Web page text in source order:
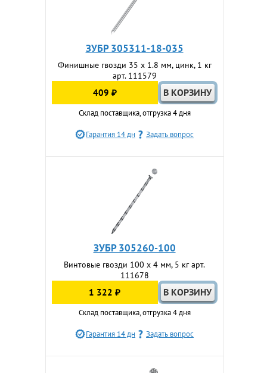
ЗУБР 305311-18-035
Финишные гвозди 35 x 1.8 мм, цинк, 1 кг
арт. 111579
409 ₽
Склад поставщика, отгрузка 4 дня
Гарантия 14 дн Задать вопрос
ЗУБР 305260-100
Винтовые гвозди 100 x 4 мм, 5 кг арт.
111678
1 322 ₽
Склад поставщика, отгрузка 4 дня
Гарантия 14 дн Задать вопрос